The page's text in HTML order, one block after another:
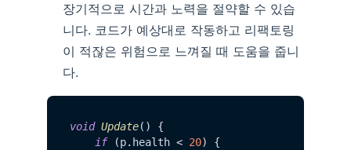
장기적으로 시간과 노력을 절약할 수 있습
니다. 코드가 예상대로 작동하고 리팩토링
이 적잖은 위험으로 느껴질 때 도움을 줍니
다.
void Update() {
if (p. health < 20) {